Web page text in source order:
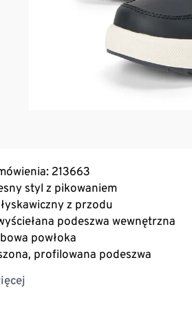
213663
styl z pikowaniem
z przodu
podeszwa wewnętrzna
powłoka
profilowana podeszwa
szlufka ułatwiająca
wysokogatunkowej sztucznej skóry